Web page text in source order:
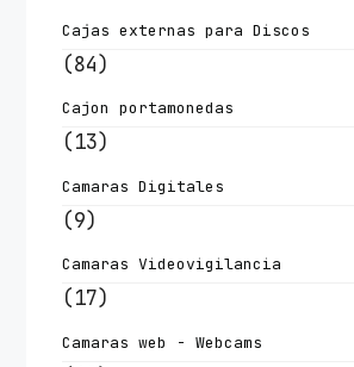
Cajas externas para Discos
(84)
Cajon portamonedas
(13)
Camaras Digitales
(9)
Camaras Videovigilancia
(17)
Camaras web - Webcams